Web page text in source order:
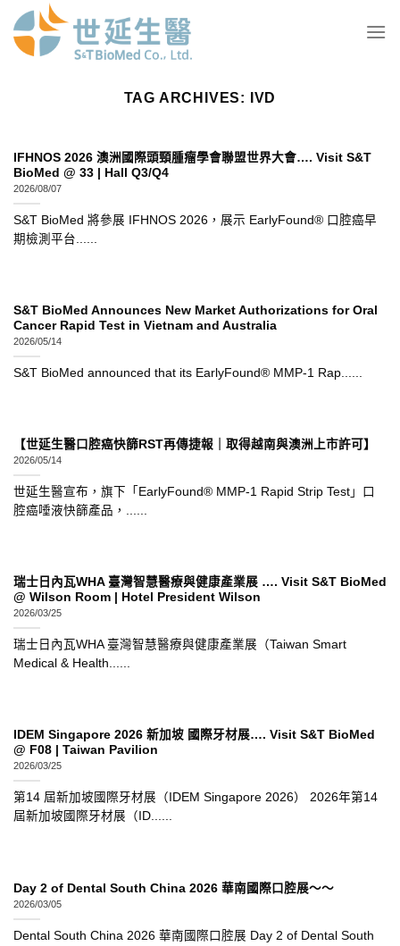
Skip
content
TAG ARCHIVES: IVD
IFHNOS 2026 澳洲國際頭頸腫瘤學會聯盟世界大會…. Visit S&T
BioMed @ 33 | Hall Q3/Q4
2026/08/07
S&T BioMed 將參展 IFHNOS 2026，展示 EarlyFound® 口腔癌早
期檢測平台......
S&T BioMed Announces New Market Authorizations for Oral
Cancer Rapid Test in Vietnam and Australia
2026/05/14
S&T BioMed announced that its EarlyFound® MMP-1 Rap......
【世延生醫口腔癌快篩RST再傳捷報｜取得越南與澳洲上市許可】
2026/05/14
世延生醫宣布，旗下「EarlyFound® MMP-1 Rapid Strip Test」口
腔癌唾液快篩產品，......
瑞士日內瓦WHA 臺灣智慧醫療與健康產業展 …. Visit S&T BioMed
@ Wilson Room | Hotel President Wilson
2026/03/25
瑞士日內瓦WHA 臺灣智慧醫療與健康產業展（Taiwan Smart
Medical & Health......
IDEM Singapore 2026 新加坡 國際牙材展…. Visit S&T BioMed
@ F08 | Taiwan Pavilion
2026/03/25
第14 屆新加坡國際牙材展（IDEM Singapore 2026） 2026年第14
屆新加坡國際牙材展（ID......
Day 2 of Dental South China 2026 華南國際口腔展～～
2026/03/05
Dental South China 2026 華南國際口腔展 Day 2 of Dental South